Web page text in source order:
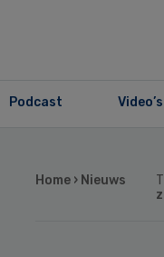
Podcast Video’s
Home › Nieuws